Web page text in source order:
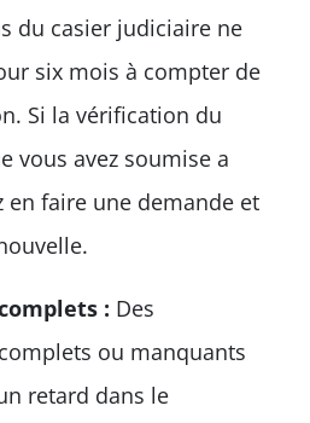
du casier judiciaire ne
six mois à compter de
Si la vérification du
vous avez soumise a
en faire une demande et
: Des
ou manquants
retard dans le